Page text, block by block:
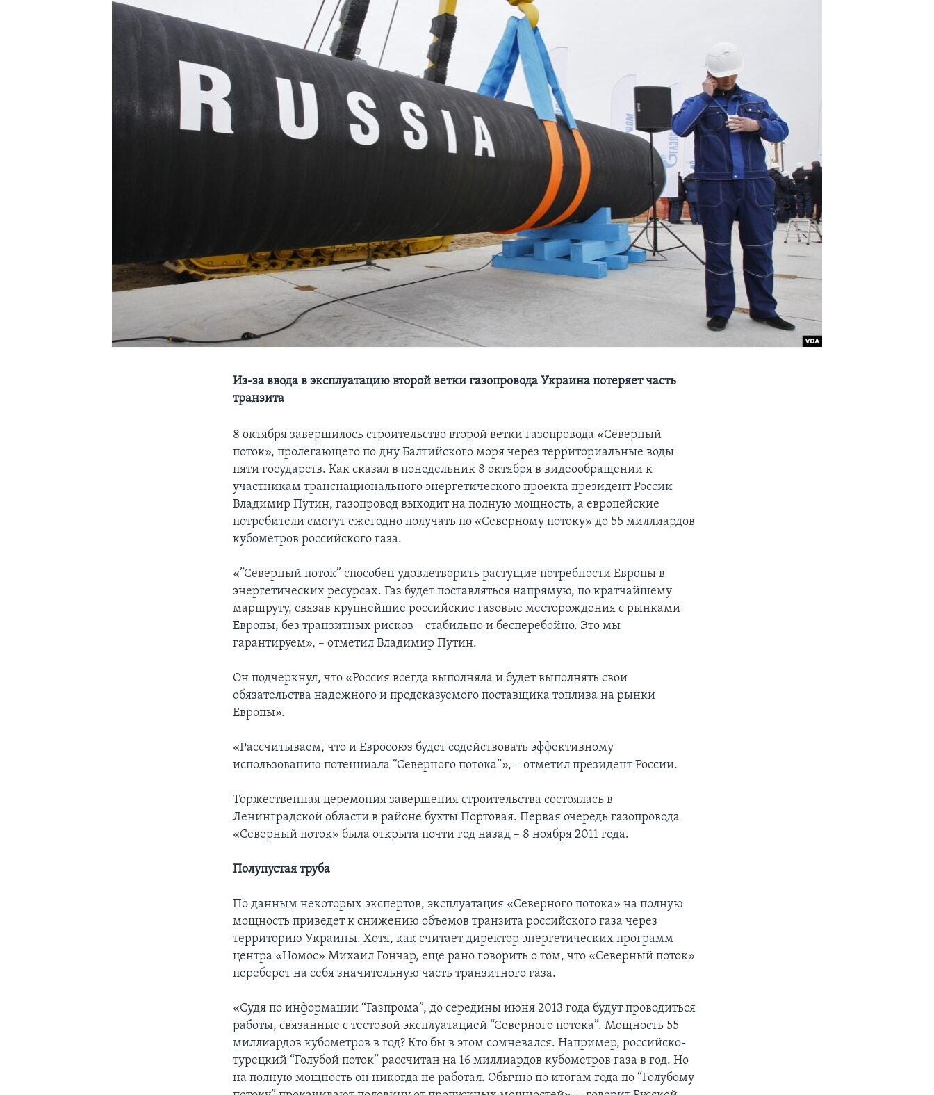
Из-за ввода в эксплуатацию второй ветки газопровода Украина потеряет часть
транзита
8 октября завершилось строительство второй ветки газопровода «Северный
поток», пролегающего по дну Балтийского моря через территориальные воды
пяти государств. Как сказал в понедельник 8 октября в видеообращении к
участникам транснационального энергетического проекта президент России
Владимир Путин, газопровод выходит на полную мощность, а европейские
потребители смогут ежегодно получать по «Северному потоку» до 55 миллиардов
кубометров российского газа.
«”Северный поток” способен удовлетворить растущие потребности Европы в
энергетических ресурсах. Газ будет поставляться напрямую, по кратчайшему
маршруту, связав крупнейшие российские газовые месторождения с рынками
Европы, без транзитных рисков – стабильно и бесперебойно. Это мы
гарантируем», – отметил Владимир Путин.
Он подчеркнул, что «Россия всегда выполняла и будет выполнять свои
обязательства надежного и предсказуемого поставщика топлива на рынки
Европы».
«Рассчитываем, что и Евросоюз будет содействовать эффективному
использованию потенциала “Северного потока”», – отметил президент России.
Торжественная церемония завершения строительства состоялась в
Ленинградской области в районе бухты Портовая. Первая очередь газопровода
«Северный поток» была открыта почти год назад – 8 ноября 2011 года.
Полупустая труба
По данным некоторых экспертов, эксплуатация «Северного потока» на полную
мощность приведет к снижению объемов транзита российского газа через
территорию Украины. Хотя, как считает директор энергетических программ
центра «Номос» Михаил Гончар, еще рано говорить о том, что «Северный поток»
переберет на себя значительную часть транзитного газа.
«Судя по информации “Газпрома”, до середины июня 2013 года будут проводиться
работы, связанные с тестовой эксплуатацией “Северного потока”. Мощность 55
миллиардов кубометров в год? Кто бы в этом сомневался. Например, российско-
турецкий “Голубой поток” рассчитан на 16 миллиардов кубометров газа в год. Но
на полную мощность он никогда не работал. Обычно по итогам года по “Голубому